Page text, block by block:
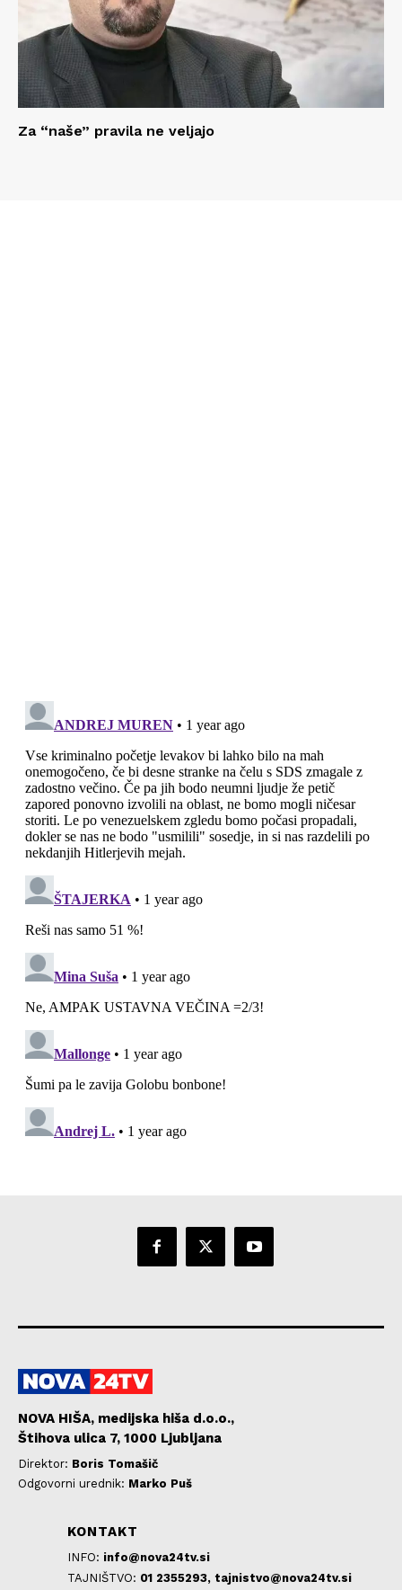
Za “naše” pravila ne veljajo
NOVA HIŠA, medijska hiša d.o.o.,
Štihova ulica 7, 1000 Ljubljana
Direktor: Boris Tomašič
Odgovorni urednik: Marko Puš
KONTAKT
INFO: info@nova24tv.si
TAJNIŠTVO: 01 2355293, tajnistvo@nova24tv.si